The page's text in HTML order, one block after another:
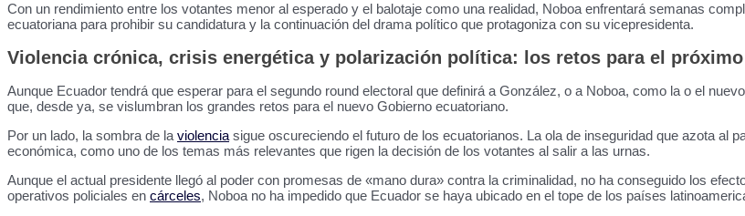
Con un rendimiento entre los votantes menor al esperado y el balotaje como una realidad, Noboa enfrentará semanas
ecuatoriana para prohibir su candidatura y la continuación del drama político que protagoniza con su vicepresidenta.
Violencia crónica, crisis energética y polarización política: los retos para el
Aunque Ecuador tendrá que esperar para el segundo round electoral que definirá a González, o a Noboa, como la o el
que, desde ya, se vislumbran los grandes retos para el nuevo Gobierno ecuatoriano.
Por un lado, la sombra de la violencia sigue oscureciendo el futuro de los ecuatorianos. La ola de inseguridad que azota al
económica, como uno de los temas más relevantes que rigen la decisión de los votantes al salir a las urnas.
Aunque el actual presidente llegó al poder con promesas de «mano dura» contra la criminalidad, no ha conseguido los
operativos policiales en cárceles, Noboa no ha impedido que Ecuador se haya ubicado en el tope de los países